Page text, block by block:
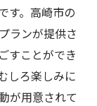
す。高崎市の
ランが提供さ
すことができ
しろ楽しみに
が用意されて